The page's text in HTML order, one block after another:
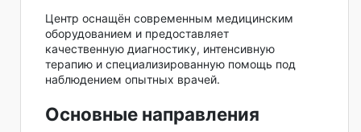
Центр оснащён современным медицинским
оборудованием и предоставляет
качественную диагностику, интенсивную
терапию и специализированную помощь под
наблюдением опытных врачей.
Основные направления